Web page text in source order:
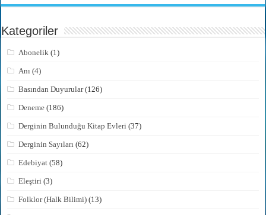
Kategoriler
Abonelik (1)
Anı (4)
Basından Duyurular(126)
Deneme (186)
Derginin Bulunduğu Kitap Evleri (37)
Derginin Sayıları (62)
Edebiyat (58)
Eleştiri (3)
Folklor (Halk Bilimi) (13)